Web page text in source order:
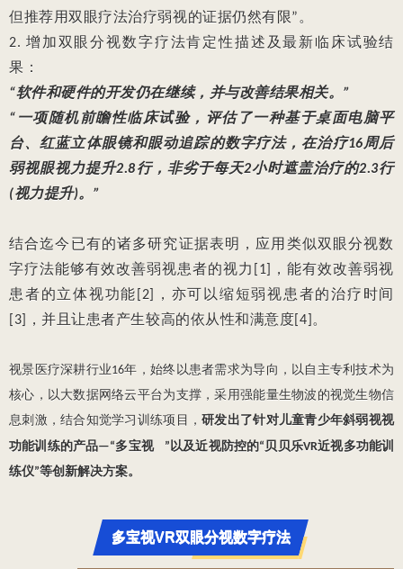
但推荐用双眼疗法治疗弱视的证据仍然有限”。
2. 增加双眼分视数字疗法肯定性描述及最新临床试验结
果：
“软件和硬件的开发仍在继续，并与改善结果相关。”
“一项随机前瞻性临床试验，评估了一种基于桌面电脑平
台、红蓝立体眼镜和眼动追踪的数字疗法，在治疗16周后
弱视眼视力提升2.8行，非劣于每天2小时遮盖治疗的2.3行
(视力提升)。”
结合迄今已有的诸多研究证据表明，应用类似双眼分视数
字疗法能够有效改善弱视患者的视力[1]，能有效改善弱视
患者的立体视功能[2]，亦可以缩短弱视患者的治疗时间
[3]，并且让患者产生较高的依从性和满意度[4]。
视景医疗深耕行业16年，始终以患者需求为导向，以自主专利技术为
核心，以大数据网络云平台为支撑，采用强能量生物波的视觉生物信
息刺激，结合知觉学习训练项目，研发出了针对儿童青少年斜弱视视
功能训练的产品—“多宝视 ”以及近视防控的“贝贝乐VR近视多功能训
练仪”等创新解决方案。
多宝视VR双眼分视数字疗法